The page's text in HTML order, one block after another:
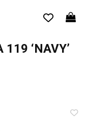
119 ‘NAVY’